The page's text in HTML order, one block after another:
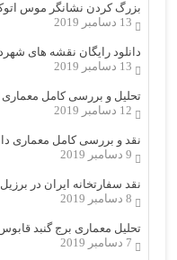
بزرگ کردن نشانگر موس
13 دسامبر 2019
دانلود رایگان نقشه های
13 دسامبر 2019
تحلیل و بررسی کامل معماری
12 دسامبر 2019
نقد و بررسی کامل معماری
9 دسامبر 2019
نقد سفارتخانه ایران در
8 دسامبر 2019
تحلیل معماری برج گنبد
7 دسامبر 2019